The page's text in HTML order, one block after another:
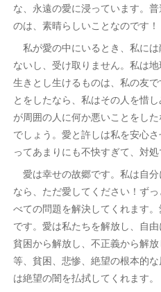
な、永遠の愛に浸っています。
のは、素晴らしいことなのです！
私が愛の中にいるとき、私に
ないし、受け取りません。私は
生きとし生けるものは、私の友
とをしたなら、私はその人を惜
が周囲の人に何か悪いことをし
でしょう。愛と許しは私を安心
ってあまりにも不快すぎて、対処
愛は幸せの故郷です。私は自
なら、ただ愛してください！ず
べての問題を解決してくれます
です。愛は私たちを解放し、自
貧困から解放し、不正義から解
等、貧困、悲惨、絶望の根本的
は絶望の闇を払拭してくれます。